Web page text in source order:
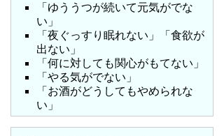
「ゆううつが続いて元気がでな
い」
「夜ぐっすり眠れない」「食欲が
出ない」
「何に対しても関心がもてない」
「やる気がでない」
「お酒がどうしてもやめられな
い」